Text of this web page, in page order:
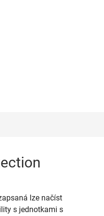
lze načíst
s jednotkami s